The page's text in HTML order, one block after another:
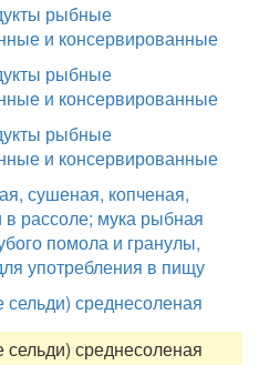
рыбные
и консервированные
рыбные
и консервированные
рыбные
и консервированные
сушеная, копченая,
в рассоле; мука рыбная
помола и гранулы,
употребления в пищу
среднесоленая
среднесоленая